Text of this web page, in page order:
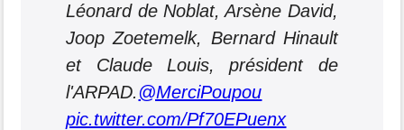
Léonard de Noblat, Arsène David,
Joop Zoetemelk, Bernard Hinault
et Claude Louis, président de
l'ARPAD. @MerciPoupou
pic.twitter.com/Pf70EPuenx